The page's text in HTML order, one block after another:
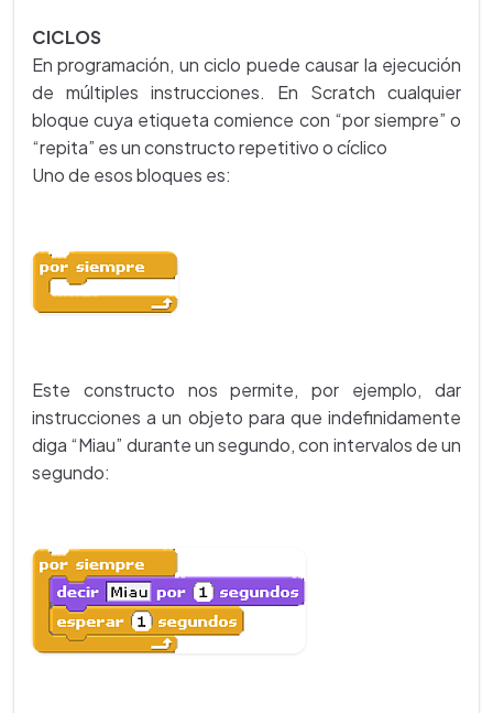
CICLOS
En programación, un ciclo puede causar la ejecución
de múltiples instrucciones. En Scratch cualquier
bloque cuya etiqueta comience con “por siempre” o
“repita” es un constructo repetitivo o cíclico
Uno de esos bloques es:
Este constructo nos permite, por ejemplo, dar
instrucciones a un objeto para que indefinidamente
diga “Miau” durante un segundo, con intervalos de un
segundo: